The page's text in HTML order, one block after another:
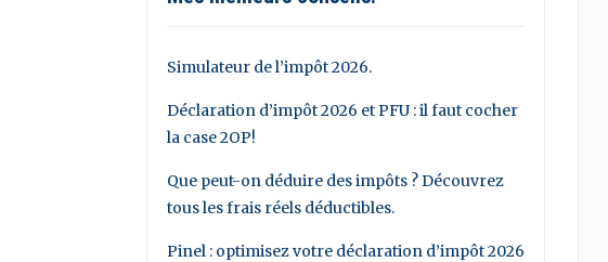
Simulateur de l’impôt 2026.
Déclaration d’impôt 2026 et PFU : il faut cocher
la case 2OP!
Que peut-on déduire des impôts ? Découvrez
tous les frais réels déductibles.
Pinel : optimisez votre déclaration d’impôt 2026